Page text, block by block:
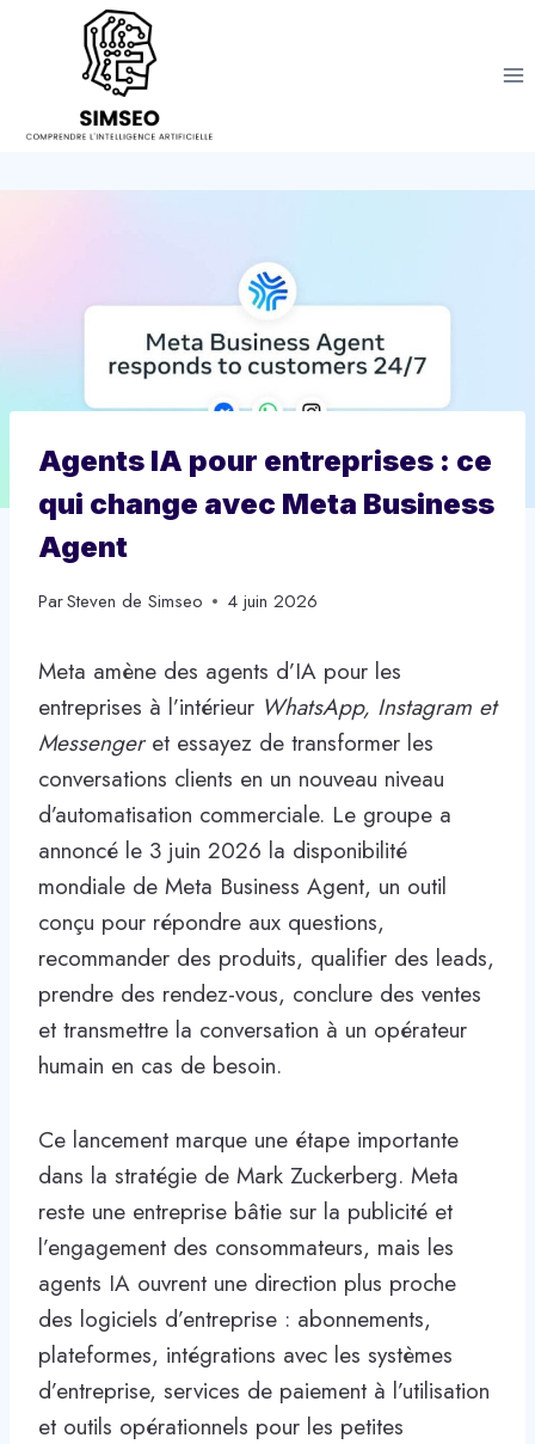
Agents IA pour entreprises : ce
qui change avec Meta Business
Agent
ParSteven de Simseo 4 juin 2026
Meta amène des agents d’IA pour les
entreprises à l’intérieur WhatsApp, Instagram et
Messengeret essayez de transformer les
conversations clients en un nouveau niveau
d’automatisation commerciale. Le groupe a
annoncé le 3 juin 2026 la disponibilité
mondiale de Meta Business Agent, un outil
conçu pour répondre aux questions,
recommander des produits, qualifier des leads,
prendre des rendez-vous, conclure des ventes
et transmettre la conversation à un opérateur
humain en cas de besoin.
Ce lancement marque une étape importante
dans la stratégie de Mark Zuckerberg. Meta
reste une entreprise bâtie sur la publicité et
l’engagement des consommateurs, mais les
agents IA ouvrent une direction plus proche
des logiciels d’entreprise : abonnements,
plateformes, intégrations avec les systèmes
d’entreprise, services de paiement à l’utilisation
et outils opérationnels pour les petites